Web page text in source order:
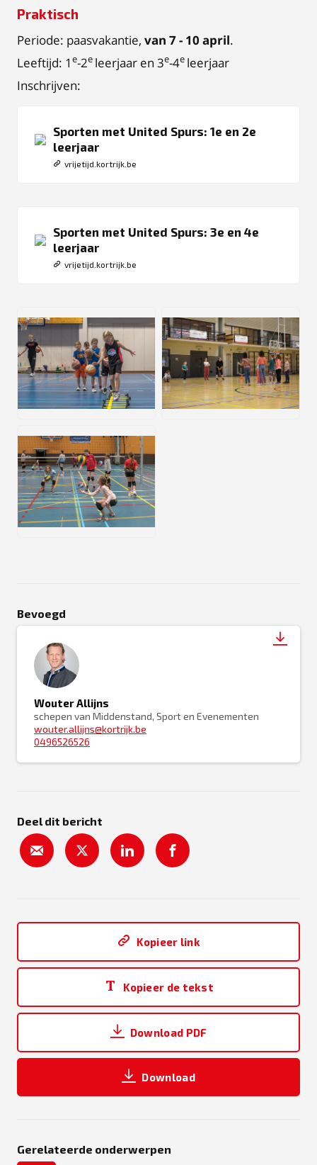
Praktisch
Periode: paasvakantie, van 7 - 10 april.
Leeftijd: 1 e-2e leerjaar en 3e-4e leerjaar
Inschrijven:
Sporten met United Spurs: 1e en 2e
leerjaar
vrijetijd.kortrijk.be
Sporten met United Spurs: 3e en 4e
leerjaar
vrijetijd.kortrijk.be
JPG JPG
JPG
Bevoegd
Wouter Allijns
schepen van Middenstand, Sport en Evenementen
wouter.allijns@kortrijk.be
0496526526
Deel dit bericht
Kopieer link
Kopieer de tekst
Download PDF
Download
Gerelateerde onderwerpen